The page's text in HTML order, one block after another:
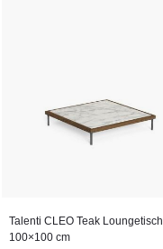
Talenti CLEO Teak Loungetisch
100×100 cm